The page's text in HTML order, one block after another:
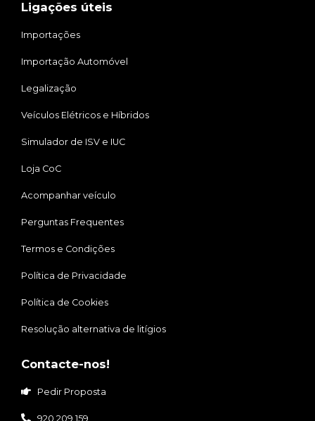
Ligações úteis
Importações
Importação Automóvel
Legalização
Veículos Elétricos e Híbridos
Simulador de ISV e IUC
Loja CoC
Acompanhar veículo
Perguntas Frequentes
Termos e Condições
Política de Privacidade
Política de Cookies
Resolução alternativa de litígios
Contacte-nos!
Pedir Proposta
920 209 159